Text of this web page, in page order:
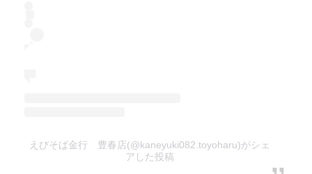
えびそば金行 豊春店(@kaneyuki082.toyoharu)がシェ
アした投稿